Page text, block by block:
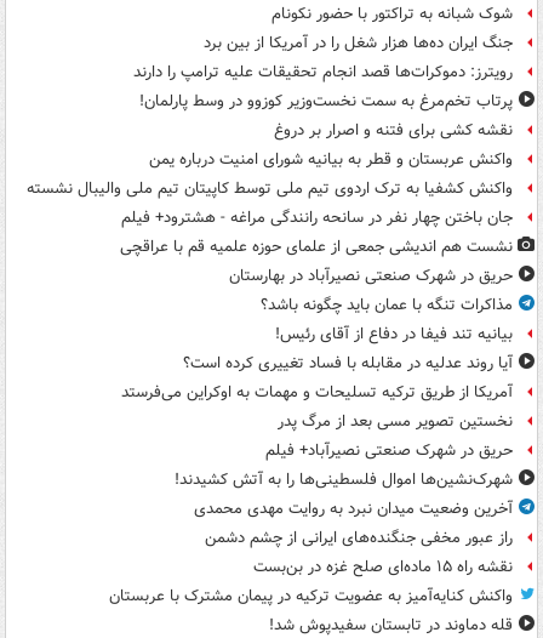
شوک شبانه به تراکتور با حضور نکونام
جنگ ایران ده‌ها هزار شغل را در آمریکا از بین برد
رویترز: دموکرات‌ها قصد انجام تحقیقات علیه ترامپ را دارند
پرتاب تخم‌مرغ به سمت نخست‌وزیر کوزوو در وسط پارلمان!
نقشه کشی برای فتنه و اصرار بر دروغ
واکنش عربستان و قطر به بیانیه شورای امنیت درباره یمن
واکنش کشفیا به ترک اردوی تیم ملی توسط کاپیتان تیم ملی والیبال نشسته
جان باختن چهار نفر در سانحه رانندگی مراغه - هشترود+ فیلم
نشست هم اندیشی جمعی از علمای حوزه علمیه قم با عراقچی
حریق در شهرک صنعتی نصیرآباد در بهارستان
مذاکرات تنگه با عمان باید چگونه باشد؟
بیانیه تند فیفا در دفاع از آقای رئیس!
آیا روند عدلیه در مقابله با فساد تغییری کرده است؟
آمریکا از طریق ترکیه تسلیحات و مهمات به اوکراین می‌فرستد
نخستین تصویر مسی بعد از مرگ پدر
حریق در شهرک صنعتی نصیرآباد+ فیلم
شهرک‌نشین‌ها اموال فلسطینی‌ها را به آتش کشیدند!
آخرین وضعیت میدان نبرد به روایت مهدی محمدی
راز عبور مخفی جنگنده‌های ایرانی از چشم دشمن
نقشه راه ۱۵ ماده‌ای صلح غزه در بن‌بست
واکنش کنایه‌آمیز به عضویت ترکیه در پیمان مشترک با عربستان
قله دماوند در تابستان سفیدپوش شد!